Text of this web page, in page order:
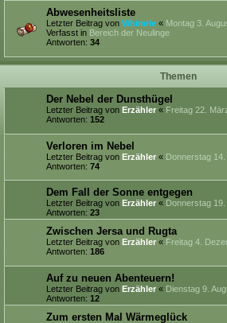
Abwesenheitsliste
Letzter Beitrag von Whimrie « Montag 3.
Verfasst in Bereich der Neulinge
Antworten: 34
Themen
Der Nebel der Dunsthügel
Letzter Beitrag von Erzähler « Freitag 22.
Antworten: 152
Verloren im Nebel
Letzter Beitrag von Erzähler « Donnerstag
Antworten: 74
Dem Fall der Sonne entgegen
Letzter Beitrag von Erzähler « Donnerstag
Antworten: 23
Zwischen Jersa und Rugta
Letzter Beitrag von Erzähler « Freitag 4.
Antworten: 186
Auf zu neuen Abenteuern!
Letzter Beitrag von Erzähler « Dienstag 9.
Antworten: 12
Zum ersten Mal Wärmeglück